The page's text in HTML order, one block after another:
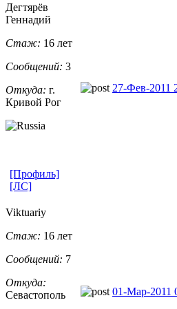
Дегтярёв
Геннадий
Стаж: 16 лет
Сообщений: 3
Откуда: г.
Кривой Рог
27-Фев-2011
[Профиль]
[ЛС]
Viktuariy
Стаж: 16 лет
Сообщений: 7
Откуда:
Севастополь
01-Мар-2011